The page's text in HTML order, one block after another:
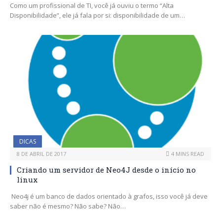
Como um profissional de TI, você já ouviu o termo “Alta
Disponibilidade”, ele já fala por si: disponibilidade de um…
DICAS
8 DE ABRIL DE 2017 4 MINS READ
Criando um servidor de Neo4J desde o início no
linux
Neo4j é um banco de dados orientado à grafos, isso você já deve
saber não é mesmo? Não sabe? Não…